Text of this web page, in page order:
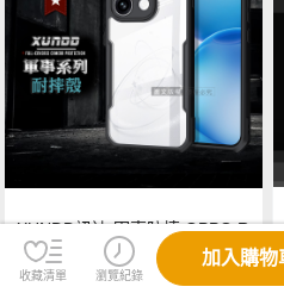
XUNDD訊迪 軍事防摔 OPPO R
eno16 F 鏡頭全包覆 清透保護
殼 手機殼(夜幕黑)
收藏清單 瀏覽紀錄
加入購物